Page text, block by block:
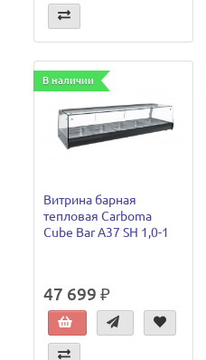
В наличии
Витрина барная
тепловая Carboma
Cube Bar A37 SH 1,0-1
47 699 ₽